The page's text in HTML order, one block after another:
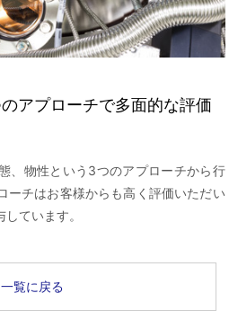
アプローチで多面的な評価
、物性という3つのアプローチから行
ーチはお客様からも高く評価いただい
ています。
一覧に戻る